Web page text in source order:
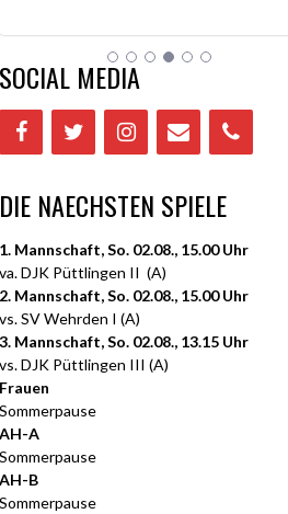
SOCIAL MEDIA
DIE NAECHSTEN SPIELE
1. Mannschaft, So. 02.08., 15.00 Uhr
va. DJK Püttlingen II (A)
2. Mannschaft, So. 02.08., 15.00 Uhr
vs. SV Wehrden I (A)
3. Mannschaft, So. 02.08., 13.15 Uhr
vs. DJK Püttlingen III (A)
Frauen
Sommerpause
AH-A
Sommerpause
AH-B
Sommerpause